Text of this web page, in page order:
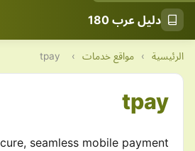
دليل عرب 180
الرئيسية › مواقع خدمات ›
tpay
tpay
seamless mobile payment